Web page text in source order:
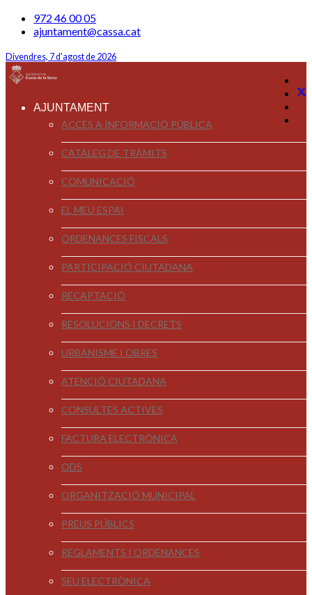
972 46 00 05
ajuntament@cassa.cat
Divendres, 7 d'agost de 2026
AJUNTAMENT
ACCÉS A INFORMACIÓ PÚBLICA
CATÀLEG DE TRÀMITS
COMUNICACIÓ
EL MEU ESPAI
ORDENANCES FISCALS
PARTICIPACIÓ CIUTADANA
RECAPTACIÓ
RESOLUCIONS I DECRETS
URBANISME I OBRES
ATENCIÓ CIUTADANA
CONSULTES ACTIVES
FACTURA ELECTRÒNICA
ODS
ORGANITZACIÓ MUNICIPAL
PREUS PÚBLICS
REGLAMENTS I ORDENANCES
SEU ELECTRÒNICA